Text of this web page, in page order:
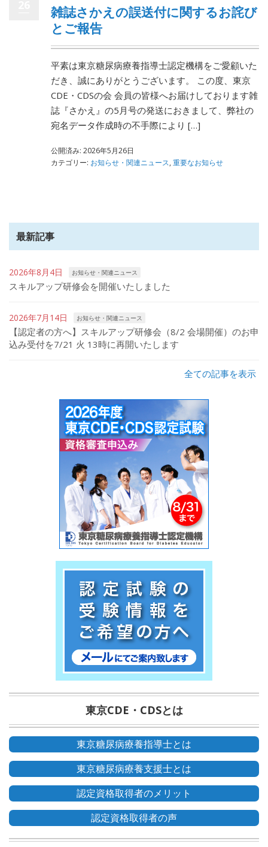
雑誌さかえの誤送付に関するお詫び
とご報告
平素は東京糖尿病療養指導士認定機構をご愛顧いた
だき、誠にありがとうございます。 この度、東京
CDE・CDSの会 会員の皆様へお届けしております雑
誌『さかえ』の5月号の発送におきまして、弊社の
宛名データ作成時の不手際により […]
公開済み: 2026年5月26日
カテゴリー: お知らせ・関連ニュース, 重要なお知らせ
最新記事
2026年8月4日 お知らせ・関連ニュース
スキルアップ研修会を開催いたしました
2026年7月14日 お知らせ・関連ニュース
【認定者の方へ】スキルアップ研修会（8/2 会場開催）のお申
込み受付を7/21 火 13時に再開いたします
全ての記事を表示
東京CDE・CDSとは
東京糖尿病療養指導士とは
東京糖尿病療養支援士とは
認定資格取得者のメリット
認定資格取得者の声